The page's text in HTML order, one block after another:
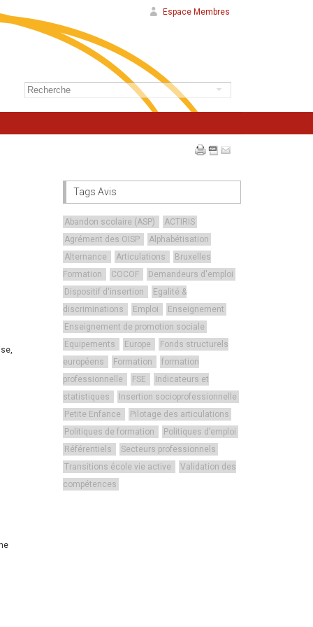
Espace Membres
Tags Avis
Abandon scolaire (ASP)
ACTIRIS
Agrément des OISP
Alphabétisation
Alternance
Articulations
Bruxelles
Formation
COCOF
Demandeurs d'emploi
Dispositif d'insertion
Egalité &
discriminations
Emploi
Enseignement
Enseignement de promotion sociale
Equipements
Europe
Fonds structurels
européens
Formation
formation
professionnelle
FSE
Indicateurs et
statistiques
Insertion socioprofessionnelle
Petite Enfance
Pilotage des articulations
Politiques de formation
Politiques d’emploi
Référentiels
Secteurs professionnels
Transitions école vie active
Validation des
compétences